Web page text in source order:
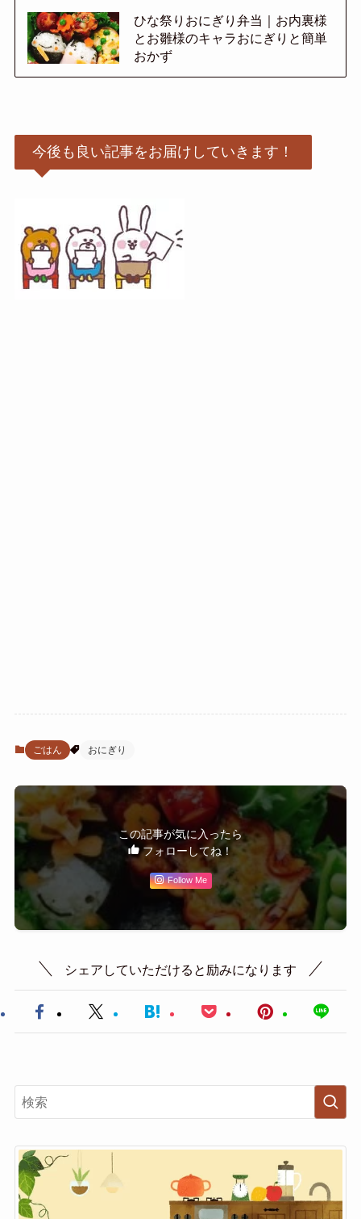
ひな祭りおにぎり弁当｜お内裏様
とお雛様のキャラおにぎりと簡単
おかず
今後も良い記事をお届けしていきます！
ごはん おにぎり
この記事が気に入ったら
フォローしてね！
Follow Me
シェアしていただけると励みになります